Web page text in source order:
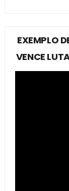
EXEMPLO
VENCE